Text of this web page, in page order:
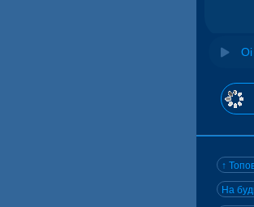
↑
На